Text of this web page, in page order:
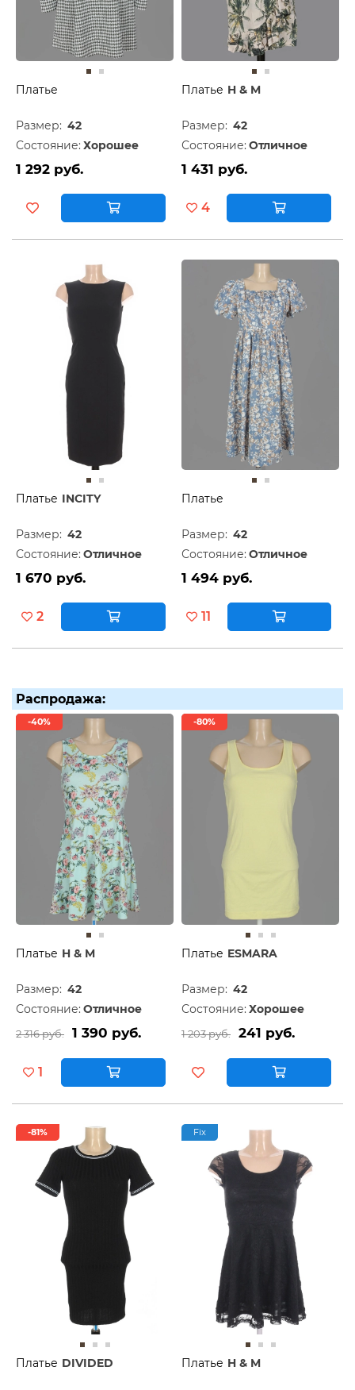
Платье
Размер: 42
Состояние: Хорошее
1 292 руб.
Платье H & M
Размер: 42
Состояние: Отличное
1 431 руб.
4
Платье INCITY
Размер: 42
Состояние: Отличное
1 670 руб.
2
Платье
Размер: 42
Состояние: Отличное
1 494 руб.
11
Распродажа:
-40%
Платье H & M
Размер: 42
Состояние: Отличное
2 316 руб. 1 390 руб.
1
-80%
Платье ESMARA
Размер: 42
Состояние: Хорошее
1 203 руб. 241 руб.
-81%
Платье DIVIDED
Fix
Платье H & M